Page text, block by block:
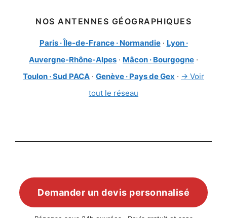
NOS ANTENNES GÉOGRAPHIQUES
Paris · Île-de-France · Normandie· Lyon ·
Auvergne-Rhône-Alpes · Mâcon · Bourgogne ·
Toulon · Sud PACA · Genève · Pays de Gex · → Voir
tout le réseau
Demander un devis personnalisé